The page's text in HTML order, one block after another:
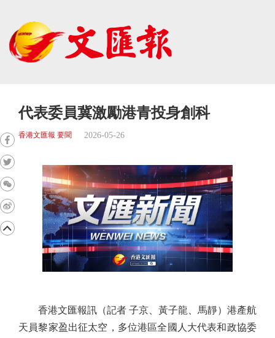
代表委員冀激勵港青投身創科
香港文匯報 要聞 2026-05-26
香港文匯報訊（記者 子京、黃子龍、馬靜）港產航
天員黎家盈出征太空，多位港區全國人大代表和政協委